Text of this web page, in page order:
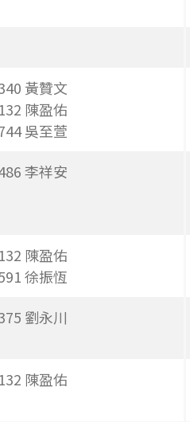
黃贊文
陳盈佑
吳至萱
李祥安
陳盈佑
徐振恆
劉永川
陳盈佑